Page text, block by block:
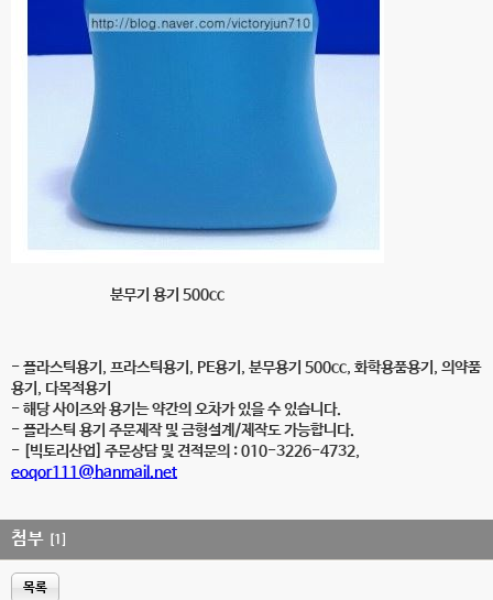
분무기 용기 500cc
- 플라스틱용기, 프라스틱용기, PE용기, 분무용기 500cc, 화학용품용기, 의약품
용기, 다목적용기
- 해당 사이즈와 용기는 약간의 오차가 있을 수 있습니다.
- 플라스틱 용기 주문제작 및 금형설계/제작도 가능합니다.
- [빅토리산업] 주문상담 및 견적문의 : 010-3226-4732,
eoqor111@hanmail.net
첨부 [1]
목록